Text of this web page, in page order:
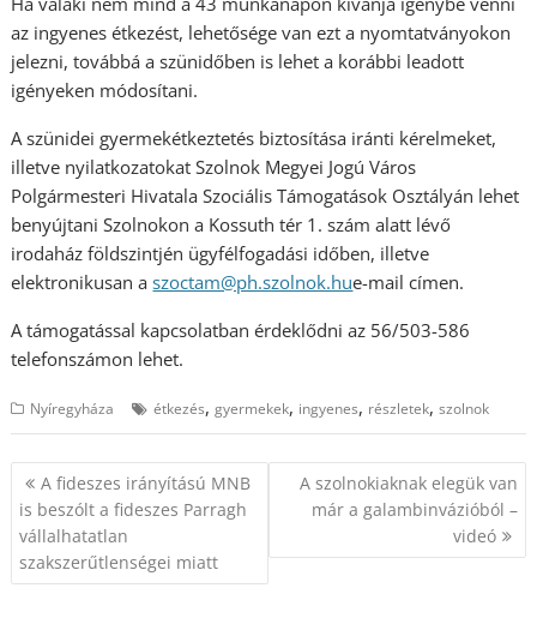
az ingyenes étkezést, lehetősége van ezt a nyomtatványokon
jelezni, továbbá a szünidőben is lehet a korábbi leadott
igényeken módosítani.
A szünidei gyermekétkeztetés biztosítása iránti kérelmeket,
illetve nyilatkozatokat Szolnok Megyei Jogú Város
Polgármesteri Hivatala Szociális Támogatások Osztályán lehet
benyújtani Szolnokon a Kossuth tér 1. szám alatt lévő
irodaház földszintjén ügyfélfogadási időben, illetve
elektronikusan aszoctam@ph.szolnok.hue-mail címen.
A támogatással kapcsolatban érdeklődni az 56/503-586
telefonszámon lehet.
Nyíregyháza étkezés,gyermekek, ingyenes, részletek,szolnok
Bejegyzés
navigáció
A fideszes irányítású MNB
is beszólt a fideszes Parragh
vállalhatatlan
szakszerűtlenségei miatt
A szolnokiaknak elegük van
már a galambinvázióból –
videó